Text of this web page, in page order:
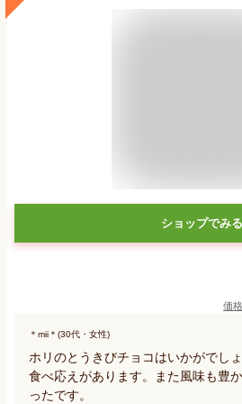
ショップでみる
価
＊mii＊(30代・女性)
ホリのとうきびチョコはいかがでし
食べ応えがあります。また風味も豊
ったです。